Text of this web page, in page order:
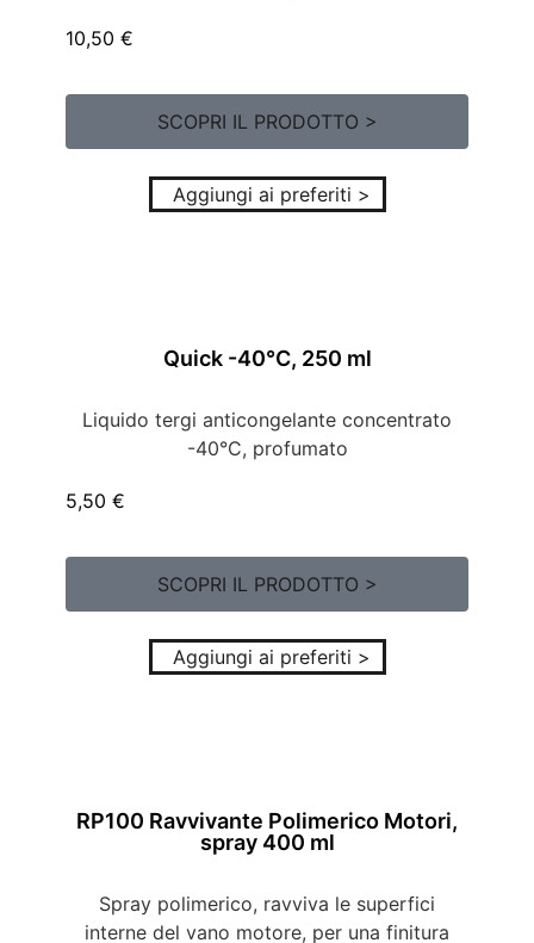
10,50 €
SCOPRI IL PRODOTTO >
Aggiungi ai preferiti >
Quick -40°C, 250 ml
Liquido tergi anticongelante concentrato
-40°C, profumato
5,50 €
SCOPRI IL PRODOTTO >
Aggiungi ai preferiti >
RP100 Ravvivante Polimerico Motori,
spray 400 ml
Spray polimerico, ravviva le superfici
interne del vano motore, per una finitura